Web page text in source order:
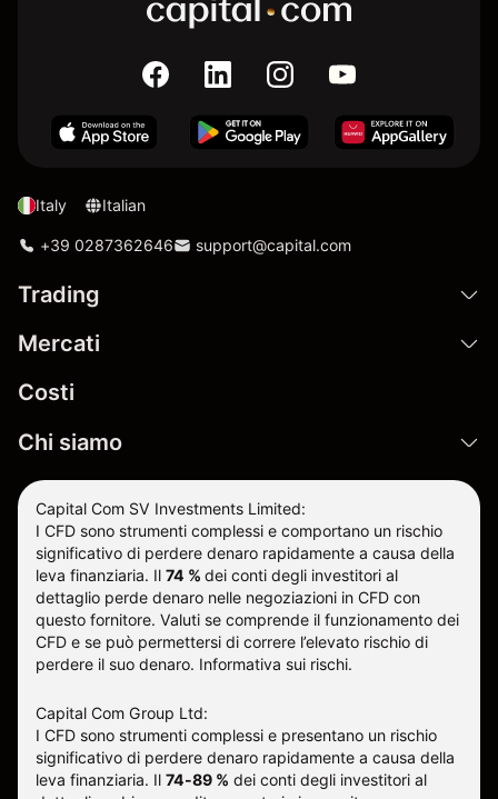
Italy Italian
+39 0287362646 support@capital.com
Trading
Mercati
Costi
Chi siamo
Capital Com SV Investments Limited:
I CFD sono strumenti complessi e comportano un rischio
significativo di perdere denaro rapidamente a causa della
leva finanziaria. Il 74 % dei conti degli investitori al
dettaglio perde denaro nelle negoziazioni in CFD con
questo fornitore. Valuti se comprende il funzionamento dei
CFD e se può permettersi di correre l’elevato rischio di
perdere il suo denaro. Informativa sui rischi.
Capital Com Group Ltd:
I CFD sono strumenti complessi e presentano un rischio
significativo di perdere denaro rapidamente a causa della
leva finanziaria. Il 74-89 % dei conti degli investitori al